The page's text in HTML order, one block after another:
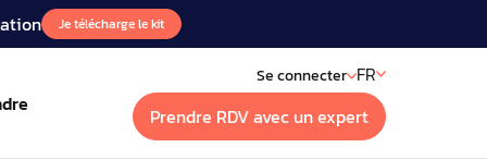
Je télécharge le kit
Se connecter FR
Prendre RDV avec un expert